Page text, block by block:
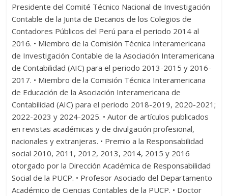
Presidente del Comité Técnico Nacional de Investigación
Contable de la Junta de Decanos de los Colegios de
Contadores Públicos del Perú para el periodo 2014 al
2016. • Miembro de la Comisión Técnica Interamericana
de Investigación Contable de la Asociación Interamericana
de Contabilidad (AIC) para el periodo 2013-2015 y 2016-
2017. • Miembro de la Comisión Técnica Interamericana
de Educación de la Asociación Interamericana de
Contabilidad (AIC) para el periodo 2018-2019, 2020-2021;
2022-2023 y 2024-2025. • Autor de artículos publicados
en revistas académicas y de divulgación profesional,
nacionales y extranjeras. • Premio a la Responsabilidad
social 2010, 2011, 2012, 2013, 2014, 2015 y 2016
otorgado por la Dirección Académica de Responsabilidad
Social de la PUCP. • Profesor Asociado del Departamento
Académico de Ciencias Contables de la PUCP. • Doctor